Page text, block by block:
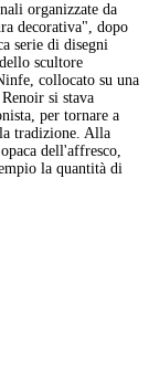
organizzate da
decorativa", dopo
serie di disegni
scultore
collocato su una
si stava
per tornare a
tradizione. Alla
dell'affresco,
la quantità di